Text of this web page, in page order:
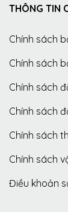
THÔNG TIN
Chính sách
Chính sách
Chính sách
Chính sách
Chính sách
Chính sách
Điều khoản